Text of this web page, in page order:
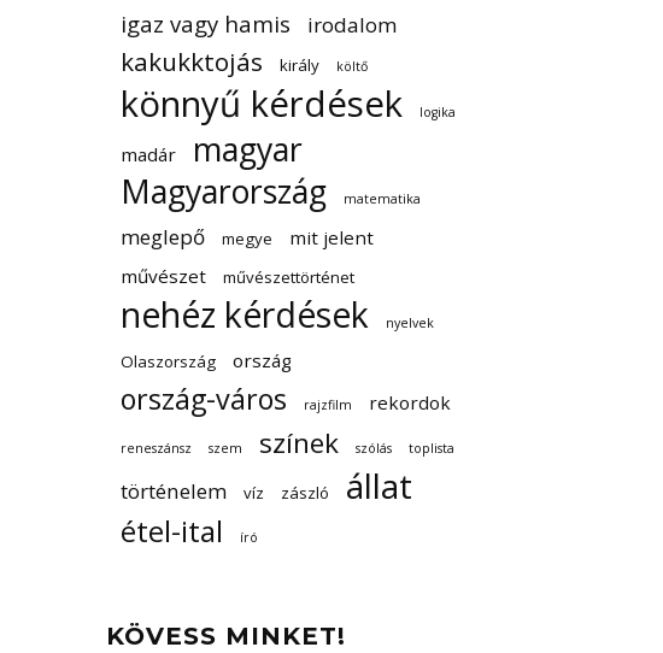
igaz vagy hamis irodalom
kakukktojás király költő
könnyű kérdések logika
madár
magyar
Magyarország
matematika
meglepő megye
mit jelent
művészet
művészettörténet
nehéz kérdések nyelvek
Olaszország ország
ország-város rajzfilm rekordok
reneszánsz szem színek szólás toplista
történelem víz zászló állat
étel-ital író
KÖVESS MINKET!